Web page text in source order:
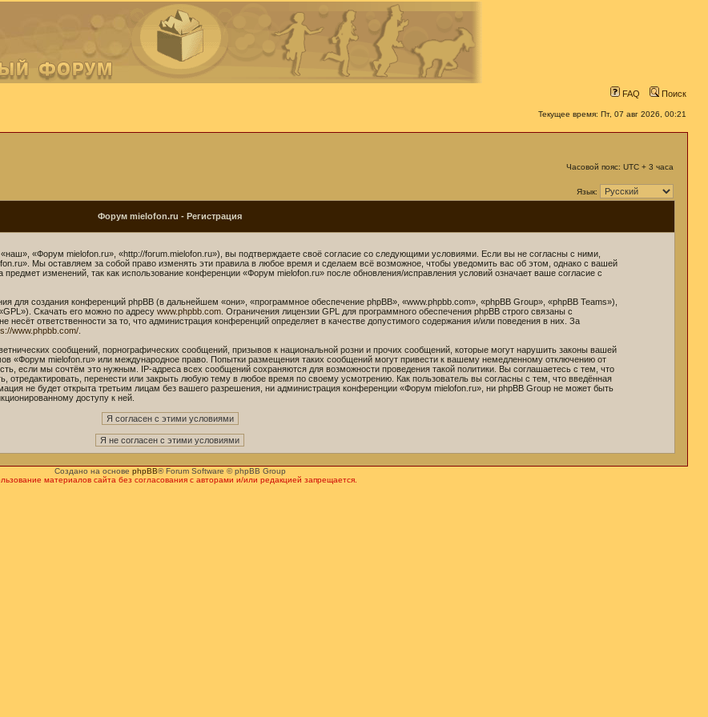
FAQ Поиск
Текущее время: Пт, 07 авг 2026, 00:21
Часовой пояс: UTC + 3 часа
Язык:
Форум mielofon.ru - Регистрация
«Форум mielofon.ru», «http://forum.mielofon.ru»), вы подтверждаете своё согласие со следующими условиями. Если вы не согласны с ними,
Мы оставляем за собой право изменять эти правила в любое время и сделаем всё возможное, чтобы уведомить вас об этом, однако с вашей
изменений, так как использование конференции «Форум mielofon.ru» после обновления/исправления условий означает ваше согласие с
для создания конференций phpBB (в дальнейшем «они», «программное обеспечение phpBB», «www.phpbb.com», «phpBB Group», «phpBB Teams»),
Скачать его можно по адресу www.phpbb.com . Ограничения лицензии GPL для программного обеспечения phpBB строго связаны с
несёт ответственности за то, что администрация конференций определяет в качестве допустимого содержания и/или поведения в них. За
www.phpbb.com/
сообщений, порнографических сообщений, призывов к национальной розни и прочих сообщений, которые могут нарушить законы вашей
«Форум mielofon.ru» или международное право. Попытки размещения таких сообщений могут привести к вашему немедленному отключению от
если мы сочтём это нужным. IP-адреса всех сообщений сохраняются для возможности проведения такой политики. Вы соглашаетесь с тем, что
перенести или закрыть любую тему в любое время по своему усмотрению. Как пользователь вы согласны с тем, что введённая
не будет открыта третьим лицам без вашего разрешения, ни администрация конференции «Форум mielofon.ru», ни phpBB Group не может быть
доступу к ней.
Создано на основе phpBB® Forum Software © phpBB Group
материалов сайта без согласования с авторами и/или редакцией запрещается.